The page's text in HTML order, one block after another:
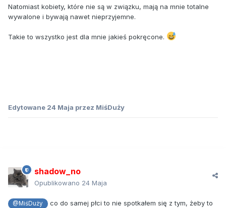
Natomiast kobiety, które nie są w związku, mają na mnie totalne
wywalone i bywają nawet nieprzyjemne.
Takie to wszystko jest dla mnie jakieś pokręcone.
Edytowane 24 Maja przez MiśDuży
shadow_no
Opublikowano 24 Maja
@MiśDuży
co do samej płci to nie spotkałem się z tym, żeby to